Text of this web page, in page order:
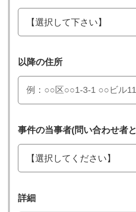
以降の住所
事件の当事者(問い合わせ者
詳細